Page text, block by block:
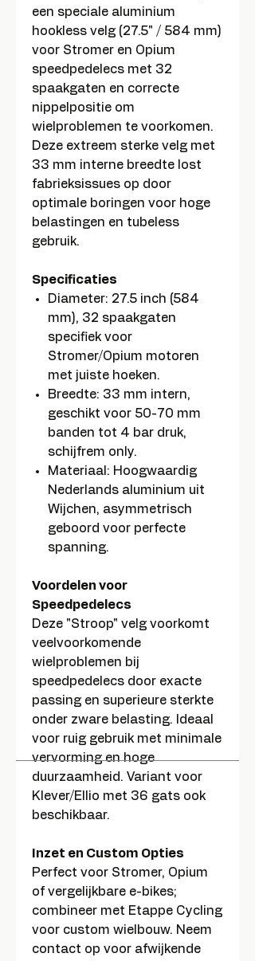
een speciale aluminium
hookless velg (27.5" / 584 mm)
voor Stromer en Opium
speedpedelecs met 32
spaakgaten en correcte
nippelpositie om
wielproblemen te voorkomen.
Deze extreem sterke velg met
33 mm interne breedte lost
fabrieksissues op door
optimale boringen voor hoge
belastingen en tubeless
gebruik.
Specificaties
Diameter: 27.5 inch (584
mm), 32 spaakgaten
specifiek voor
Stromer/Opium motoren
met juiste hoeken.
Breedte: 33 mm intern,
geschikt voor 50-70 mm
banden tot 4 bar druk,
schijfrem only.
Materiaal: Hoogwaardig
Nederlands aluminium uit
Wijchen, asymmetrisch
geboord voor perfecte
spanning.
Voordelen voor
Speedpedelecs
Deze "Stroop" velg voorkomt
veelvoorkomende
wielproblemen bij
speedpedelecs door exacte
passing en superieure sterkte
onder zware belasting. Ideaal
voor ruig gebruik met minimale
vervorming en hoge
duurzaamheid. Variant voor
Klever/Ellio met 36 gats ook
beschikbaar.
Inzet en Custom Opties
Perfect voor Stromer, Opium
of vergelijkbare e-bikes;
combineer met Etappe Cycling
voor custom wielbouw. Neem
contact op voor afwijkende